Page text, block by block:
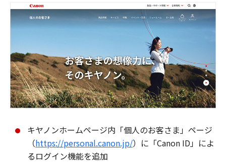
キヤノンホームページ内「個人のお客さま」ページ
（https://personal.canon.jp/）に「Canon ID」によ
るログイン機能を追加